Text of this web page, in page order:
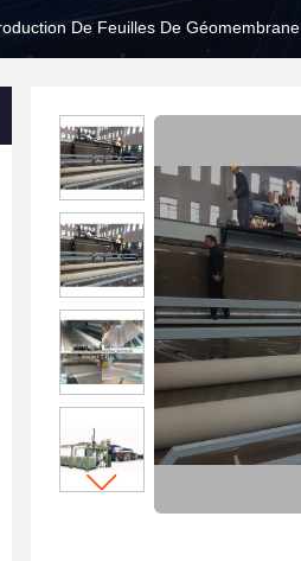
De Feuilles De Géomembrane